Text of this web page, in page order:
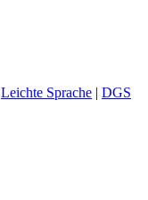
Leichte Sprache | DGS